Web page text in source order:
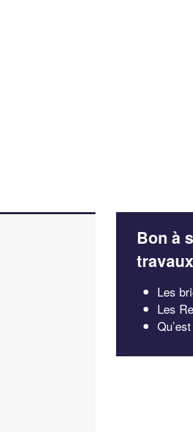
Bon à
travaux
Les
Les